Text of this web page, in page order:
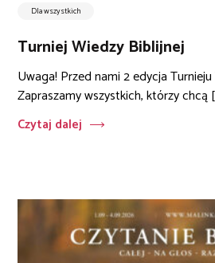
Dla wszystkich
Turniej Wiedzy Biblijnej
Uwaga! Przed nami 2 edycja
Zapraszamy wszystkich, którzy chcą
Czytaj dalej